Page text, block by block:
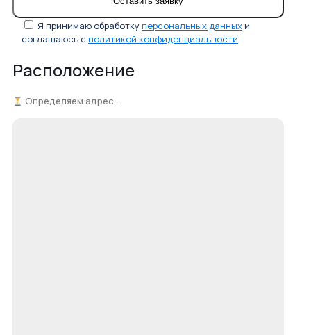
Я принимаю обработкуперсональных данных и
соглашаюсь с политикой конфиденциальности
Расположение
Определяем адрес...